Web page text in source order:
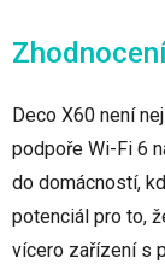
Deco X60 není
podpoře Wi-Fi 6
do domácností,
potenciál pro to,
vícero zařízení s